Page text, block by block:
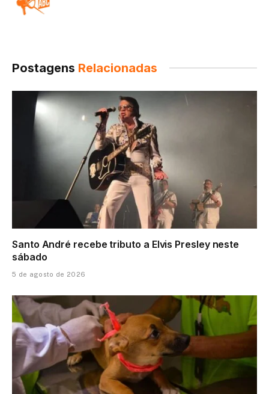
Postagens Relacionadas
Santo André recebe tributo a Elvis Presley neste
sábado
5 de agosto de 2026